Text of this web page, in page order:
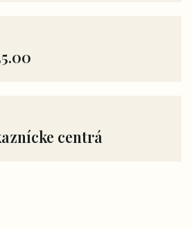
centrá